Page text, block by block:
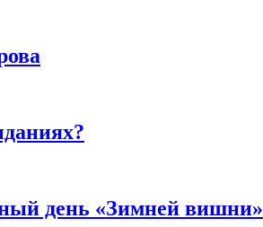
день «Зимней вишни»